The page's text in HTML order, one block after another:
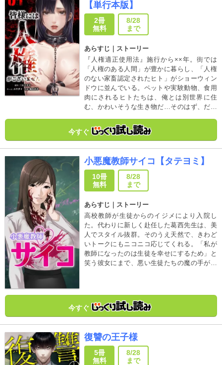
【単行本版】
2冊
無料
8/28
まで
あらすじ｜ストーリー
『人権適正使用法』施行から××年。街では
「人権のある人間」が豊かに暮らし、「人権
のない家畜認定されたヒト」がショーウィン
ドウに並んでいる。ペットや実験動物、食用
肉にされるヒトたちは、俺とは別世界に住
む、かわいそうな生き物だ…そのはず、だっ
ミカライズ化！！
今すぐ
小悪魔教師サイコ【タテヨミ】
10冊
無料
8/28
まで
あらすじ｜ストーリー
高校教師が生徒からのイジメにより入院し
た。代わりに新しく赴任した葛西先生は、美
人でスタイル抜群。そのうえ天然で、きわど
いトークにもニコニコ応じてくれる。「私が
教師になったのは生徒を幸せにするため」と
笑う彼女にまで、悪い生徒たちの魔の手が忍
今すぐ
復讐の王子様
5冊
無料
8/28
まで